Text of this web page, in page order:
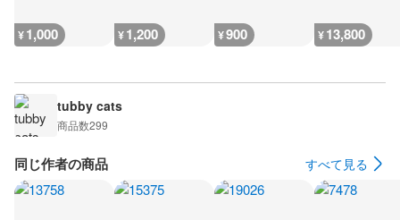
¥1,000 ¥1,200 ¥900 ¥13,800
tubby cats
商品数299
同じ作者の商品 すべて見る